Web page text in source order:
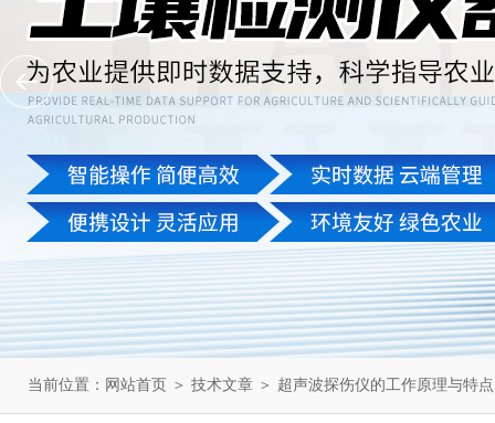
当前位置： 网站首页 ＞ 技术文章 ＞ 超声波探伤仪的工作原理与特点